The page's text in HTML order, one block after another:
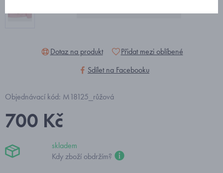
Dotaz na produkt
Přidat mezi oblíbené
Sdílet na Facebooku
Objednávací kód: M18125_růžová
700 Kč
skladem
Kdy zboží obdržím?